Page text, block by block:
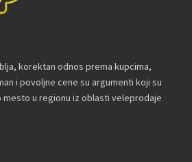
korektan odnos prema kupcima,
i povoljne cene su argumenti koji su
mesto u regionu iz oblasti veleprodaje